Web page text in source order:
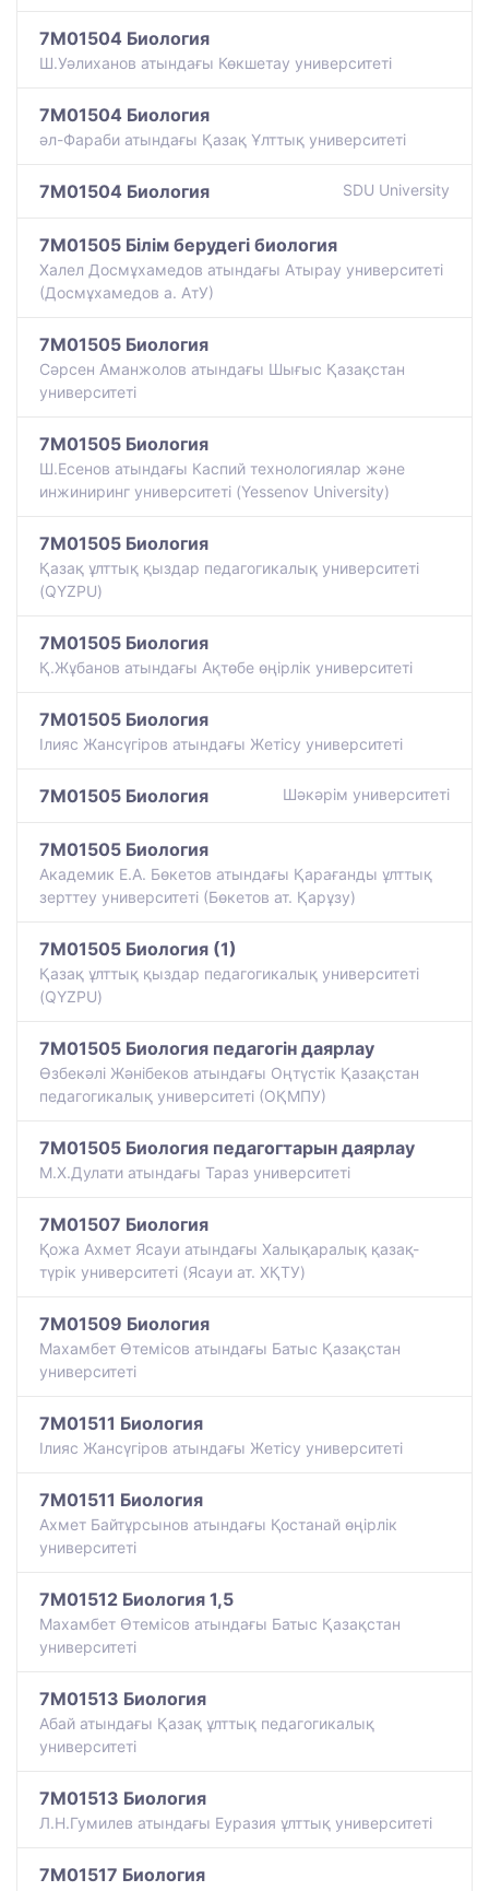
7M01504 Биология
Ш.Уәлиханов атындағы Көкшетау университетi
7M01504 Биология
әл-Фараби атындағы Қазақ Ұлттық университеті
7M01504 Биология SDU University
7M01505 Білім берудегі биология
Халел Досмұхамедов атындағы Атырау университеті
(Досмұхамедов а. АтУ)
7M01505 Биология
Сәрсен Аманжолов атындағы Шығыс Қазақстан
университеті
7M01505 Биология
Ш.Есенов атындағы Каспий технологиялар және
инжиниринг университеті (Yessenov University)
7M01505 Биология
Қазақ ұлттық қыздар педагогикалық университеті
(QYZPU)
7M01505 Биология
Қ.Жұбанов атындағы Ақтөбе өңірлік университеті
7M01505 Биология
Ілияс Жансүгіров атындағы Жетісу университеті
7M01505 Биология Шәкәрім университеті
7M01505 Биология
Академик Е.А. Бөкетов атындағы Қарағанды ұлттық
зерттеу университеті (Бөкетов ат. Қарұзу)
7M01505 Биология (1)
Қазақ ұлттық қыздар педагогикалық университеті
(QYZPU)
7M01505 Биология педагогін даярлау
Өзбекәлі Жәнібеков атындағы Оңтүстік Қазақстан
педагогикалық университеті (ОҚМПУ)
7M01505 Биология педагогтарын даярлау
М.Х.Дулати атындағы Тараз университеті
7M01507 Биология
Қожа Ахмет Ясауи атындағы Халықаралық қазақ-
түрiк университетi (Ясауи ат. ХҚТУ)
7M01509 Биология
Махамбет Өтемісов атындағы Батыс Қазақстан
университеті
7M01511 Биология
Ілияс Жансүгіров атындағы Жетісу университеті
7M01511 Биология
Ахмет Байтұрсынов атындағы Қостанай өңірлік
университеті
7M01512 Биология 1,5
Махамбет Өтемісов атындағы Батыс Қазақстан
университеті
7M01513 Биология
Абай атындағы Қазақ ұлттық педагогикалық
университеті
7M01513 Биология
Л.Н.Гумилев атындағы Еуразия ұлттық университеті
7M01517 Биология